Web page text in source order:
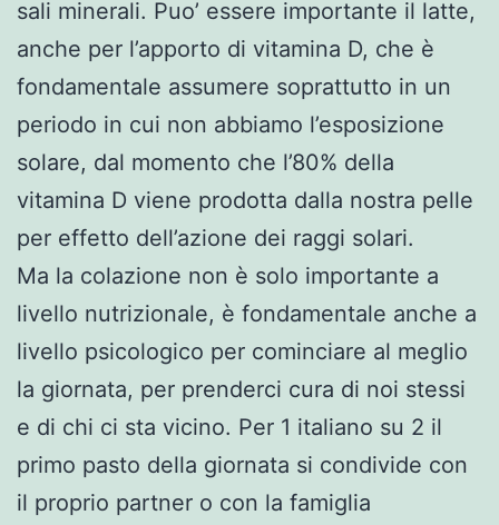
sali minerali. Puo’ essere importante il latte,
anche per l’apporto di vitamina D, che è
fondamentale assumere soprattutto in un
periodo in cui non abbiamo l’esposizione
solare, dal momento che l’80% della
vitamina D viene prodotta dalla nostra pelle
per effetto dell’azione dei raggi solari.
Ma la colazione non è solo importante a
livello nutrizionale, è fondamentale anche a
livello psicologico per cominciare al meglio
la giornata, per prenderci cura di noi stessi
e di chi ci sta vicino. Per 1 italiano su 2 il
primo pasto della giornata si condivide con
il proprio partner o con la famiglia